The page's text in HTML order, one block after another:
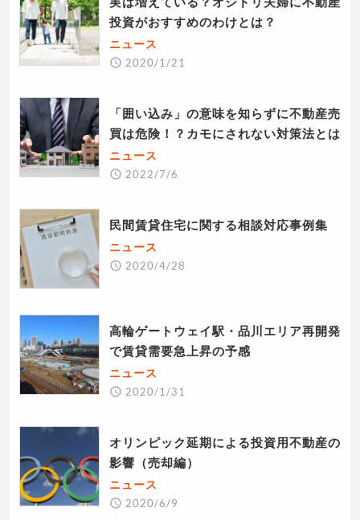
投資がおすすめのわけとは？
ニュース
2020/1/21
「囲い込み」の意味を知らずに不動産売
買は危険！？カモにされない対策法とは
ニュース
2022/7/6
民間賃貸住宅に関する相談対応事例集
ニュース
2020/4/28
高輪ゲートウェイ駅・品川エリア再開発
で賃貸需要急上昇の予感
ニュース
2020/1/31
オリンピック延期による投資用不動産の
影響（売却編）
ニュース
2020/6/9